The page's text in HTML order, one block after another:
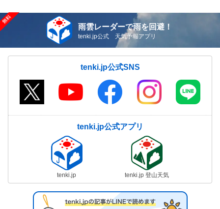
雨雲レーダーで雨を回避！
tenki.jp公式 天気予報アプリ
tenki.jp公式SNS
tenki.jp公式アプリ
tenki.jp tenki.jp 登山天気